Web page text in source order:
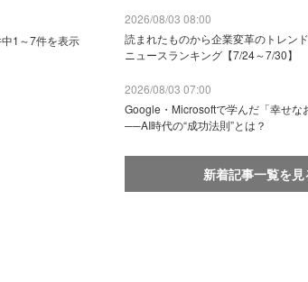
1～7件を表示
2026/08/03 08:00
読まれたものから企業変革のトレン
ニュースランキング【7/24～7/30】
2026/08/03 07:00
Google・Microsoftで学んだ「幸せな
──AI時代の“成功法則”とは？
新着記事一覧を見